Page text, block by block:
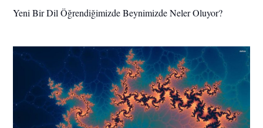
Yeni Bir Dil Öğrendiğimizde Beynimizde Neler Oluyor?